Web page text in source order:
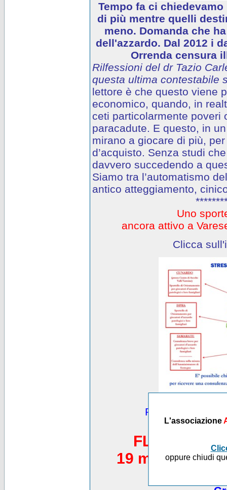
L'associazione
oppure chiudi
Tempo fa ci
di più mentre quelli
meno. Domanda che
dell'azzardo. Dal 2012 i
Orrenda censura
Rilfessioni del dr Tazio
questa ultima contestabile
lettore è che questo viene
economico, quando, in
ceti particolarmente poveri
paracadute. E questo, in
mirano a giocare di più,
d’acquisto. Senza studi
davvero succedendo a
Siamo tra l’automatismo
antico atteggiamento,
Uno
ancora attivo a
Clicca
Puoi vedere
FLASH
19 maggio